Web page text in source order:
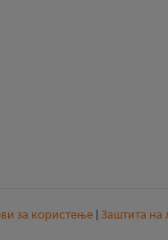
за користење Заштита на